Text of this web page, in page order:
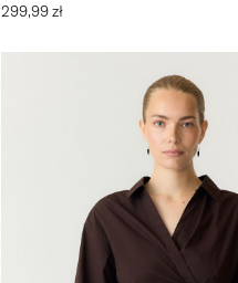
299,99 zł